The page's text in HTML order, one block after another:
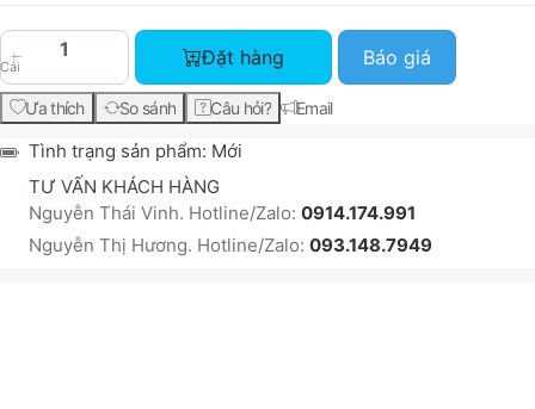
Cái
HP LaserJet 1200se Printer (C7047A) với giá
Đặt hàng Báo giá
Ưa thích So sánh Câu hỏi? Email
Tình trạng sản phẩm: Mới
TƯ VẤN KHÁCH HÀNG
Nguyễn Thái Vinh. Hotline/Zalo: 0914.174.991
Nguyễn Thị Hương. Hotline/Zalo: 093.148.7949